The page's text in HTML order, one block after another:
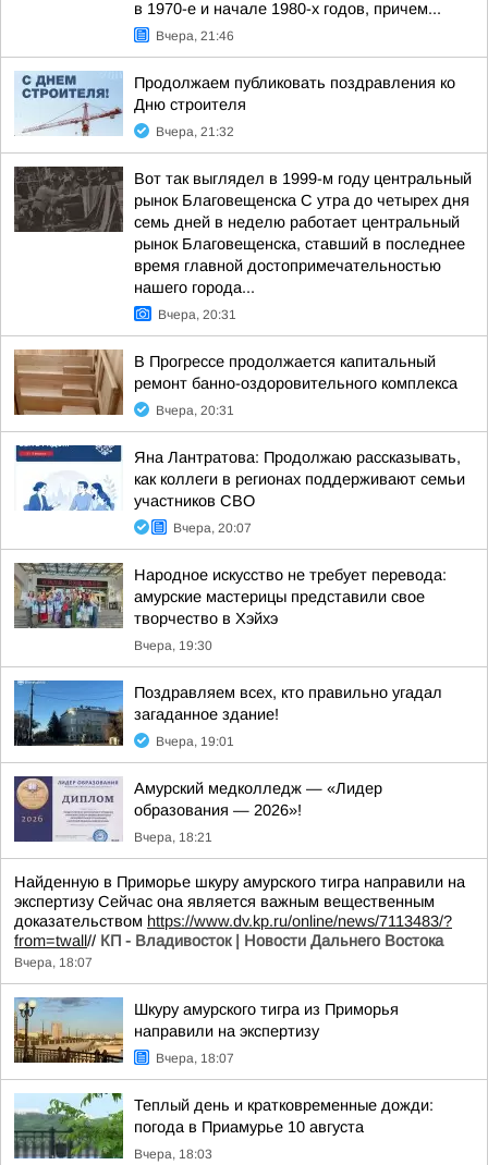
в 1970-е и начале 1980-х годов, причем...
Вчера, 21:46
Продолжаем публиковать поздравления ко
Дню строителя
Вчера, 21:32
Вот так выглядел в 1999-м году центральный
рынок Благовещенска С утра до четырех дня
семь дней в неделю работает центральный
рынок Благовещенска, ставший в последнее
время главной достопримечательностью
нашего города...
Вчера, 20:31
В Прогрессе продолжается капитальный
ремонт банно-оздоровительного комплекса
Вчера, 20:31
Яна Лантратова: Продолжаю рассказывать,
как коллеги в регионах поддерживают семьи
участников СВО
Вчера, 20:07
Народное искусство не требует перевода:
амурские мастерицы представили свое
творчество в Хэйхэ
Вчера, 19:30
Поздравляем всех, кто правильно угадал
загаданное здание!
Вчера, 19:01
Амурский медколледж — «Лидер
образования — 2026»!
Вчера, 18:21
Найденную в Приморье шкуру амурского тигра направили на
экспертизу Сейчас она является важным вещественным
доказательством https://www.dv.kp.ru/online/news/7113483/?
from=twall// КП - Владивосток | Новости Дальнего Востока
Вчера, 18:07
Шкуру амурского тигра из Приморья
направили на экспертизу
Вчера, 18:07
Теплый день и кратковременные дожди:
погода в Приамурье 10 августа
Вчера, 18:03